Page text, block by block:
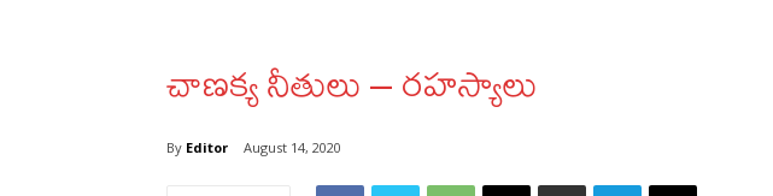
చాణక్య నీతులు – రహస్యాలు
By Editor August 14, 2020